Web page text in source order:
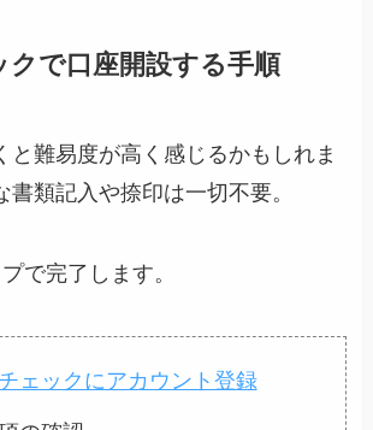
クで口座開設する手順
と難易度が高く感じるかもしれま
書類記入や捺印は一切不要。
で完了します。
ェックにアカウント登録